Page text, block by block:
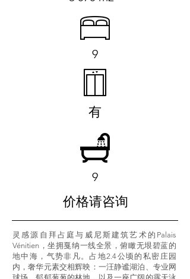
9
有
9
​价格请咨询
灵感源自拜占庭与威尼斯建筑艺术的Palais
Vénitien，坐拥戛纳一线全景，俯瞰无垠碧蓝的
地中海，气势非凡。占地2.4公顷的私密庄园
内，奢华元素交相辉映：一汪静谧湖泊、专业网